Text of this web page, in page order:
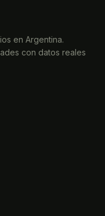
en Argentina.
con datos reales